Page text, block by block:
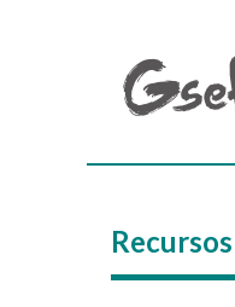
Recursos